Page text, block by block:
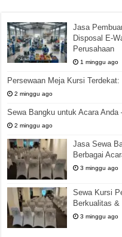
Jasa
Disposal E-
Perusahaan
1 minggu ago
Persewaan Meja Kursi
2 minggu ago
Sewa Bangku untuk Acara
2 minggu ago
Jasa Sewa
Berbagai
3 minggu ago
Sewa Kursi
Berkualitas &
3 minggu ago